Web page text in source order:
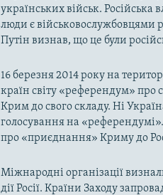
українських військ. Російська
люди є військовослужбовцями
Путін визнав, що це були
16 березня 2014 року на
країн світу «референдум» про
Крим до свого складу. Ні
голосування на
про «приєднання» Криму до
Міжнародні організації
дії Росії. Країни Заходу